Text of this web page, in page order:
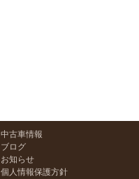
中古車情報
ブログ
お知らせ
個人情報保護方針